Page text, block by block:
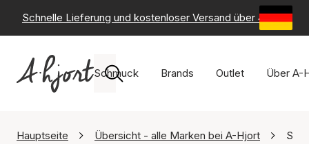
Schnelle Lieferung und kostenloser Versand über 49 € -
Schmuck Brands Outlet Über A-
Hauptseite Übersicht - alle Marken bei A-Hjort